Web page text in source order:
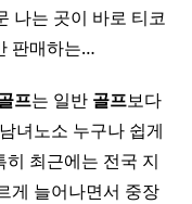
나는 곳이 바로 티코
판매하는…
프는 일반 골프보다
녀노소 누구나 쉽게
최근에는 전국 지
게 늘어나면서 중장